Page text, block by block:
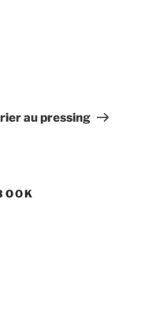
au pressing